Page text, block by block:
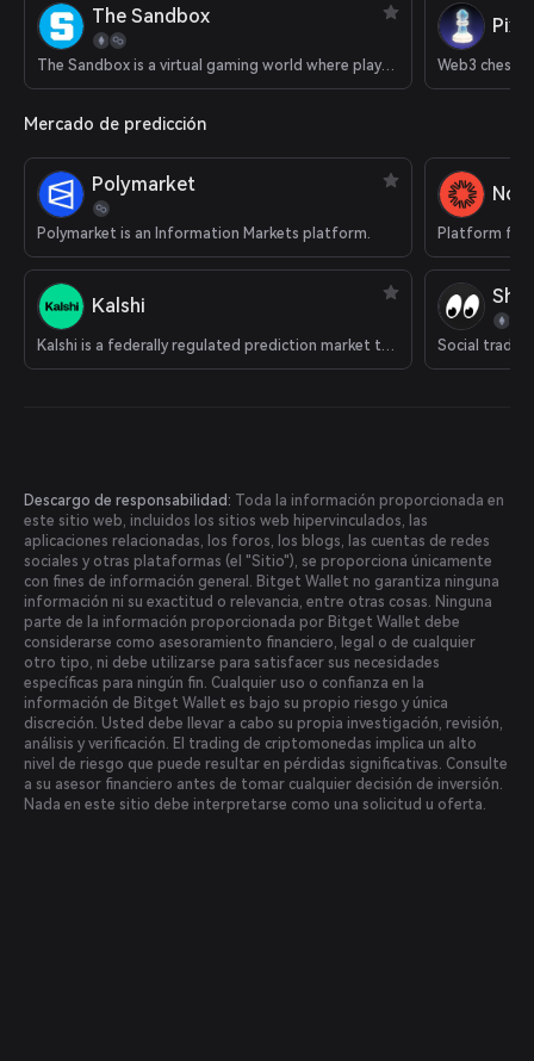
The Sandbox
The Sandbox is a virtual gaming world where players can build, own, and monetize their gaming experiences. Web3 chess
Mercado de predicción
Polymarket
Polymarket is an Information Markets platform.
Kalshi
Kalshi is a federally regulated prediction market that supports cryptocurrency deposits.
Platform for
Social
Descargo de responsabilidad:
Toda la información proporcionada en
este sitio web, incluidos los sitios web hipervinculados, las
aplicaciones relacionadas, los foros, los blogs, las cuentas de redes
sociales y otras plataformas (el "Sitio"), se proporciona únicamente
con fines de información general. Bitget Wallet no garantiza ninguna
información ni su exactitud o relevancia, entre otras cosas. Ninguna
parte de la información proporcionada por Bitget Wallet debe
considerarse como asesoramiento financiero, legal o de cualquier
otro tipo, ni debe utilizarse para satisfacer sus necesidades
específicas para ningún fin. Cualquier uso o confianza en la
información de Bitget Wallet es bajo su propio riesgo y única
discreción. Usted debe llevar a cabo su propia investigación, revisión,
análisis y verificación. El trading de criptomonedas implica un alto
nivel de riesgo que puede resultar en pérdidas significativas. Consulte
a su asesor financiero antes de tomar cualquier decisión de inversión.
Nada en este sitio debe interpretarse como una solicitud u oferta.